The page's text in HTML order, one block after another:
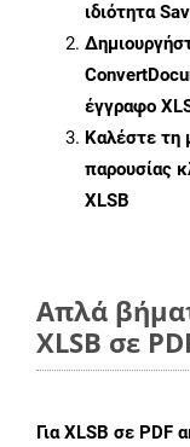
ιδιότητα
έγγραφο
Καλέστε τη
παρουσίας
XLSB
Απλά
XLSB σε
ΓιαXLSB σε PDF